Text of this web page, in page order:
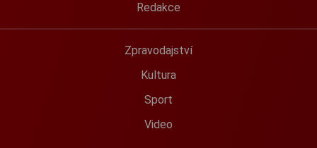
Redakce
Zpravodajství
Kultura
Sport
Video